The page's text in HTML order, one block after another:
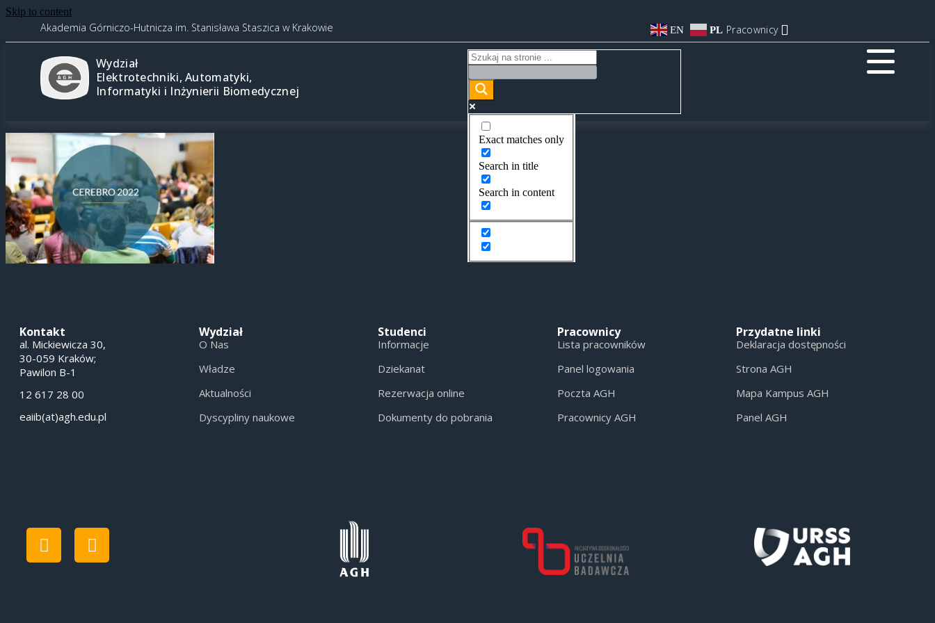
Skip to content
Akademia Górniczo-Hutnicza im. Stanisława Staszica w Krakowie EN PL Pracownicy
Wydział
Elektrotechniki, Automatyki,
Informatyki i Inżynierii Biomedycznej
Exact matches only
Search in title
Search in content
Kontakt
al. Mickiewicza 30,
30-059 Kraków;
Pawilon B-1
12 617 28 00
eaiib(at)agh.edu.pl
Wydział
O Nas
Władze
Aktualności
Dyscypliny naukowe
Studenci
Informacje
Dziekanat
Rezerwacja online
Dokumenty do pobrania
Pracownicy
Lista pracowników
Panel logowania
Poczta AGH
Pracownicy AGH
Przydatne linki
Deklaracja dostępności
Strona AGH
Mapa Kampus AGH
Panel AGH